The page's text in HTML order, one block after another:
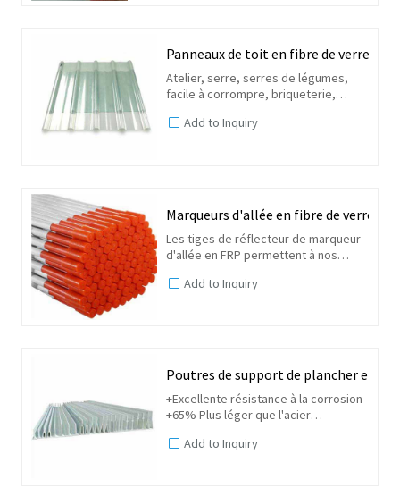
Panneaux de toit en fibre de verre
Atelier, serre, serres de légumes,
facile à corrompre, briqueterie,
d'usine, etc.
Add to Inquiry
Marqueurs d'allée en fibre de verre
Les tiges de réflecteur de marqueur
d'allée en FRP permettent à nos
l'argent. En utilisant nos marqueurs
Add to Inquiry
Poutres de support de plancher en
+Excellente résistance à la corrosion
+65% Plus léger que l'acier
résistance +Non conducteur
Add to Inquiry